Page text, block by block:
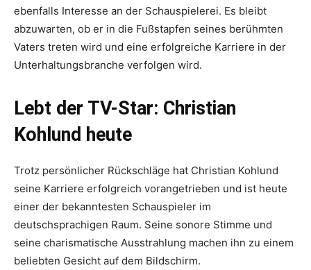
ebenfalls Interesse an der Schauspielerei. Es bleibt
abzuwarten, ob er in die Fußstapfen seines berühmten
Vaters treten wird und eine erfolgreiche Karriere in der
Unterhaltungsbranche verfolgen wird.
Lebt der TV-Star: Christian
Kohlund heute
Trotz persönlicher Rückschläge hat Christian Kohlund
seine Karriere erfolgreich vorangetrieben und ist heute
einer der bekanntesten Schauspieler im
deutschsprachigen Raum. Seine sonore Stimme und
seine charismatische Ausstrahlung machen ihn zu einem
beliebten Gesicht auf dem Bildschirm.